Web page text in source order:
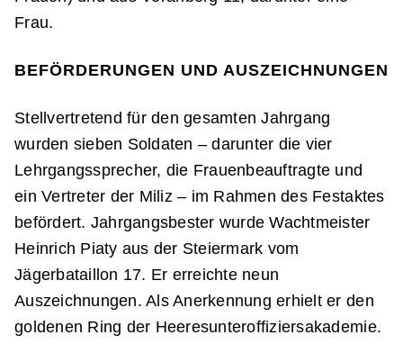
Frau.
BEFÖRDERUNGEN UND AUSZEICHNUNGEN
Stellvertretend für den gesamten Jahrgang
wurden sieben Soldaten – darunter die vier
Lehrgangssprecher, die Frauenbeauftragte und
ein Vertreter der Miliz – im Rahmen des Festaktes
befördert. Jahrgangsbester wurde Wachtmeister
Heinrich Piaty aus der Steiermark vom
Jägerbataillon 17. Er erreichte neun
Auszeichnungen. Als Anerkennung erhielt er den
goldenen Ring der Heeresunteroffiziersakademie.